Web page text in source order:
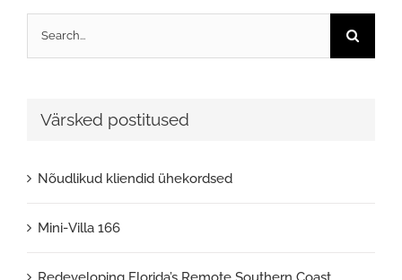
for:
Värsked postitused
Nõudlikud kliendid ühekordsed
Mini-Villa 166